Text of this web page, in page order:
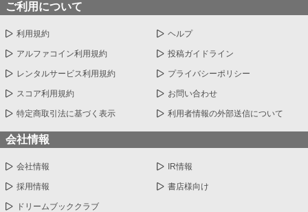
ご利用について
利用規約 ヘルプ
アルファコイン利用規約 投稿ガイドライン
レンタルサービス利用規約 プライバシーポリシー
スコア利用規約 お問い合わせ
特定商取引法に基づく表示 利用者情報の外部送信について
会社情報
会社情報 IR情報
採用情報 書店様向け
ドリームブッククラブ